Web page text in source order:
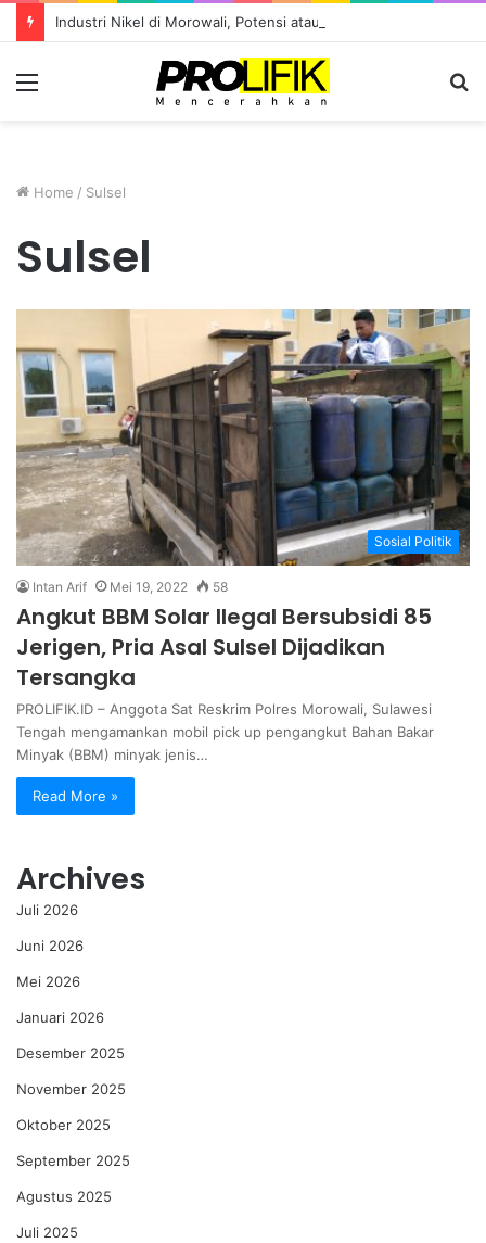
Home / Sulsel
Sulsel
Sosial Politik
Intan Arif Mei 19, 2022 58
Angkut BBM Solar Ilegal Bersubsidi 85
Jerigen, Pria Asal Sulsel Dijadikan
Tersangka
PROLIFIK.ID – Anggota Sat Reskrim Polres Morowali, Sulawesi
Tengah mengamankan mobil pick up pengangkut Bahan Bakar
Minyak (BBM) minyak jenis…
Read More »
Archives
Juli 2026
Juni 2026
Mei 2026
Januari 2026
Desember 2025
November 2025
Oktober 2025
September 2025
Agustus 2025
Juli 2025